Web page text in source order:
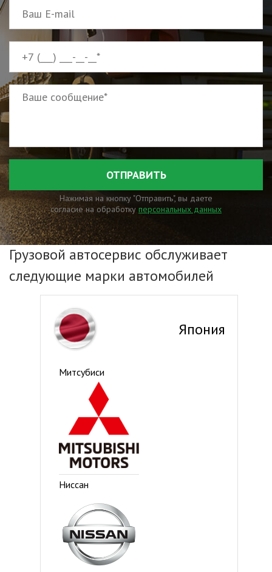
ОТПРАВИТЬ
Нажимая на кнопку "Отправить", вы даете
согласие на обработку персональных данных
Грузовой автосервис обслуживает
следующие марки автомобилей
Япония
Митсубиси
Ниссан